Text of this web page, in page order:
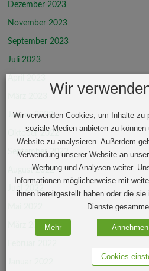
Dezember 2023
November 2023
September 2023
Juli 2023
Januar 2023
Oktober 2022
September 2022
August 2022
Juni 2022
März 2022
Wir
Wir verwenden Cookies, um Inhalte zu
soziale Medien anbieten zu
Website zu analysieren. Außerdem
Verwendung unserer Website an
Werbung und Analysen weiter.
Informationen möglicherweise mit
ihnen bereitgestellt haben oder die
Dienste
Mehr Annehmen
Cookies